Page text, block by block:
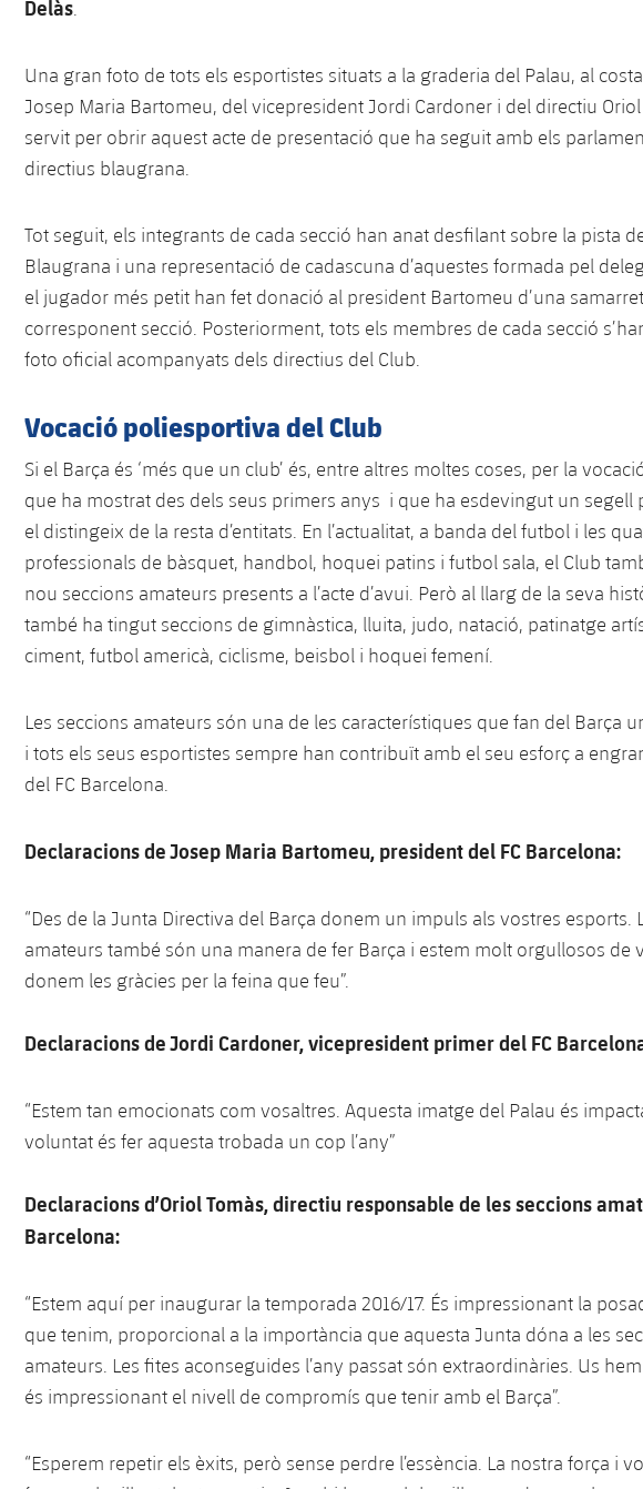
Delàs.
Una gran foto de tots els esportistes situats a la graderia del Palau, al
Josep Maria Bartomeu, del vicepresident Jordi Cardoner i del directiu Oriol
servit per obrir aquest acte de presentació que ha seguit amb els
directius blaugrana.
Tot seguit, els integrants de cada secció han anat desfilant sobre la pista
Blaugrana i una representació de cadascuna d’aquestes formada pel
el jugador més petit han fet donació al president Bartomeu d’una
corresponent secció. Posteriorment, tots els membres de cada secció
foto oficial acompanyats dels directius del Club.
Vocació poliesportiva del Club
Si el Barça és ‘més que un club’ és, entre altres moltes coses, per la
que ha mostrat des dels seus primers anys i que ha esdevingut un segell
el distingeix de la resta d’entitats. En l’actualitat, a banda del futbol i les
professionals de bàsquet, handbol, hoquei patins i futbol sala, el Club
nou seccions amateurs presents a l’acte d’avui. Però al llarg de la seva
també ha tingut seccions de gimnàstica, lluita, judo, natació, patinatge
ciment, futbol americà, ciclisme, beisbol i hoquei femení.
Les seccions amateurs són una de les característiques que fan del Barça
i tots els seus esportistes sempre han contribuït amb el seu esforç a
del FC Barcelona.
Declaracions de Josep Maria Bartomeu, president del FC Barcelona:
“Des de la Junta Directiva del Barça donem un impuls als vostres esports.
amateurs també són una manera de fer Barça i estem molt orgullosos de
donem les gràcies per la feina que feu”.
Declaracions de Jordi Cardoner, vicepresident primer del FC
“Estem tan emocionats com vosaltres. Aquesta imatge del Palau és
voluntat és fer aquesta trobada un cop l’any”
Declaracions d’Oriol Tomàs, directiu responsable de les seccions
Barcelona:
“Estem aquí per inaugurar la temporada 2016/17. És impressionant la
que tenim, proporcional a la importància que aquesta Junta dóna a les
amateurs. Les fites aconseguides l’any passat són extraordinàries. Us
és impressionant el nivell de compromís que tenir amb el Barça”.
“Esperem repetir els èxits, però sense perdre l’essència. La nostra força i